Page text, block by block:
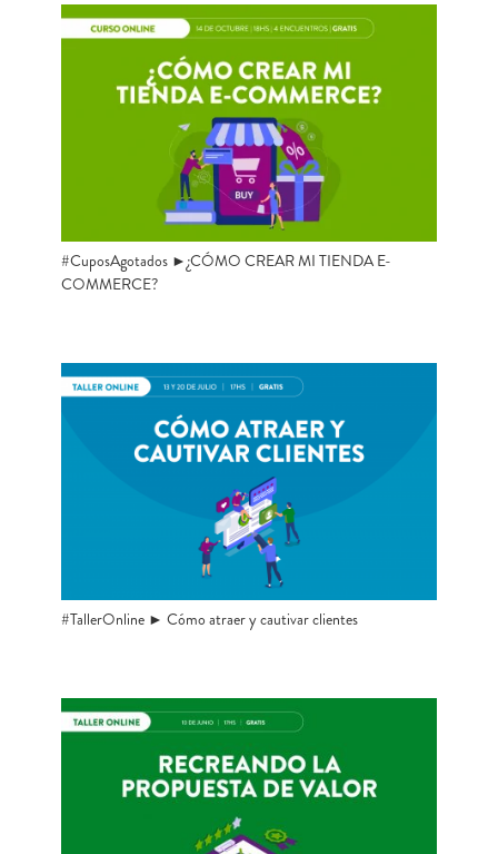
#CuposAgotados ►¿CÓMO CREAR MI TIENDA E-
COMMERCE?
#TallerOnline ► Cómo atraer y cautivar clientes